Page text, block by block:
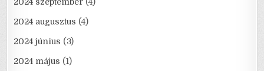
2024 szeptember (4)
2024 augusztus (4)
2024 június (3)
2024 május (1)